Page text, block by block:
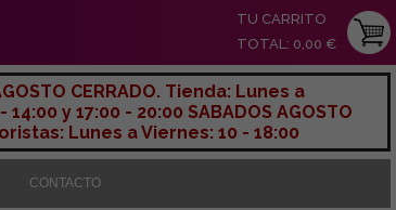
TU CARRITO
TOTAL: 0,00 €
CERRADO. Tienda: Lunes a
y 17:00 - 20:00 SABADOS AGOSTO
Lunes a Viernes: 10 - 18:00
CONTACTO